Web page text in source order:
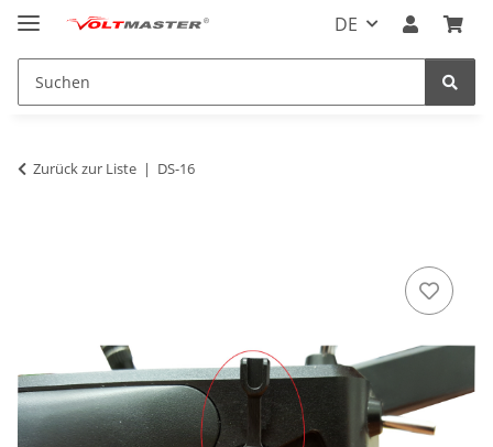
DE
Zurück zur Liste DS-16